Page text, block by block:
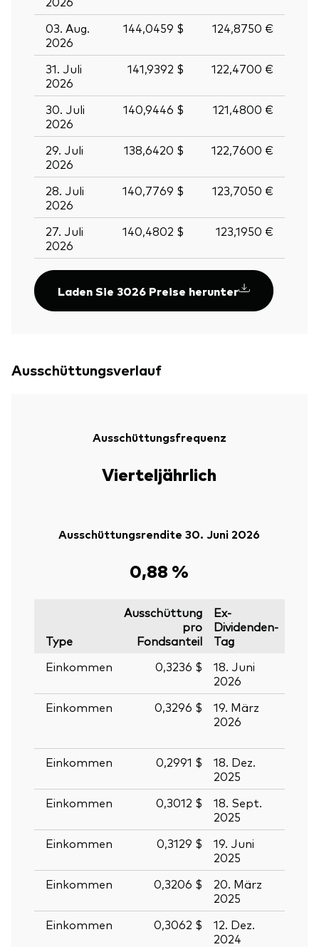
03. Aug.
2026
144,0459 $ 124,8750 €
31. Juli
2026
141,9392 $ 122,4700 €
30. Juli
2026
140,9446 $ 121,4800 €
29. Juli
2026
138,6420 $ 122,7600 €
28. Juli
2026
140,7769 $ 123,7050 €
27. Juli
2026
140,4802 $ 123,1950 €
Laden Sie 3026 Preise herunter
Ausschüttungsverlauf
Ausschüttungsfrequenz
Vierteljährlich
Ausschüttungsrendite 30. Juni 2026
0,88 %
Type
Ausschüttung
pro
Fondsanteil
Ex-
Dividenden-
Tag
Einkommen
0,3236 $
18. Juni
2026
Einkommen
0,3296 $
19. März
2026
Einkommen
0,2991 $
18. Dez.
2025
Einkommen
0,3012 $
18. Sept.
2025
Einkommen
0,3129 $
19. Juni
2025
Einkommen
0,3206 $
20. März
2025
Einkommen
0,3062 $
12. Dez.
2024